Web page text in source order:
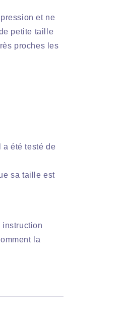
et ne
petite taille
proches les
été testé de
sa taille est
instruction
la